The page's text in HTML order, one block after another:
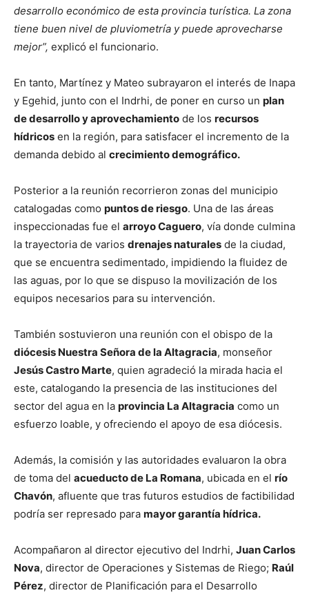
desarrollo económico de esta provincia turística. La zona
tiene buen nivel de pluviometría y puede aprovecharse
mejor”, explicó el funcionario.
En tanto, Martínez y Mateo subrayaron el interés de Inapa
y Egehid, junto con el Indrhi, de poner en curso un plan
de desarrollo y aprovechamiento de los recursos
hídricos en la región, para satisfacer el incremento de la
demanda debido al crecimiento demográfico.
Posterior a la reunión recorrieron zonas del municipio
catalogadas como puntos de riesgo. Una de las áreas
inspeccionadas fue el arroyo Caguero, vía donde culmina
la trayectoria de varios drenajes naturales de la ciudad,
que se encuentra sedimentado, impidiendo la fluidez de
las aguas, por lo que se dispuso la movilización de los
equipos necesarios para su intervención.
También sostuvieron una reunión con el obispo de la
diócesis Nuestra Señora de la Altagracia, monseñor
Jesús Castro Marte, quien agradeció la mirada hacia el
este, catalogando la presencia de las instituciones del
sector del agua en la provincia La Altagracia como un
esfuerzo loable, y ofreciendo el apoyo de esa diócesis.
Además, la comisión y las autoridades evaluaron la obra
de toma del acueducto de La Romana, ubicada en el río
Chavón, afluente que tras futuros estudios de factibilidad
podría ser represado para mayor garantía hídrica.
Acompañaron al director ejecutivo del Indrhi, Juan Carlos
Nova, director de Operaciones y Sistemas de Riego; Raúl
Pérez, director de Planificación para el Desarrollo